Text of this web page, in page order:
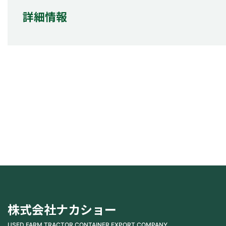
詳細情報
株式会社ナカショー